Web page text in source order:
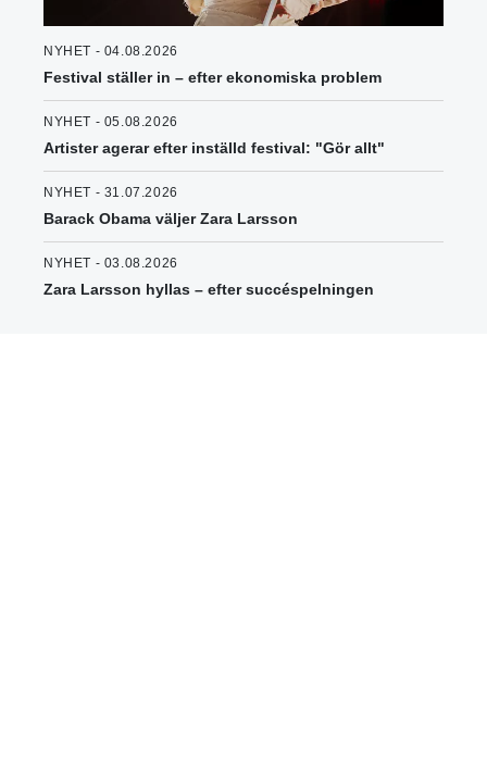
NYHET - 04.08.2026
Festival ställer in – efter ekonomiska problem
NYHET - 05.08.2026
Artister agerar efter inställd festival: "Gör allt"
NYHET - 31.07.2026
Barack Obama väljer Zara Larsson
NYHET - 03.08.2026
Zara Larsson hyllas – efter succéspelningen